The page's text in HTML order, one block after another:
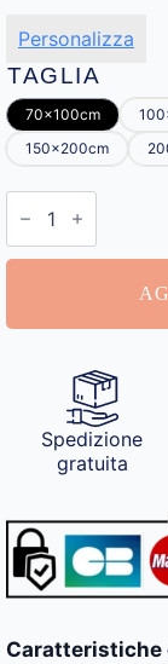
Personalizza
TAGLIA
70x100cm
150x200cm
Coperta
con
Personalizzate
Spedizione
gratuita
Caratteristiche